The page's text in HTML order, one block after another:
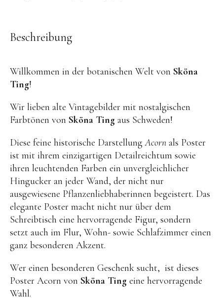
studio ROOF | Bastel-Sets
Telmas Botanica | Kerzen
the Munio | Duftkerzen & Seifen
TILDA Puppen
Spielen
Basteln & Experimente
Bücher
Kuscheltiere
Lernspiele
Beschreibung
Willkommen in der botanischen Welt von Sköna
Ting!
Wir lieben alte Vintagebilder mit nostalgischen
Farbtönen von Sköna Ting aus Schweden!
Diese feine historische DarstellungAcorn als Poster
ist mit ihrem einzigartigen Detailreichtum sowie
ihren leuchtenden Farben ein unvergleichlicher
Hingucker an jeder Wand, der nicht nur
ausgewiesene Pflanzenliebhaberinnen begeistert. Das
elegante Poster macht nicht nur über dem
Schreibtisch eine hervorragende Figur, sondern
setzt auch im Flur, Wohn- sowie Schlafzimmer einen
ganz besonderen Akzent.
Wer einen besonderen Geschenk sucht, ist dieses
Poster Acorn von Sköna Ting eine hervorragende
Wahl.